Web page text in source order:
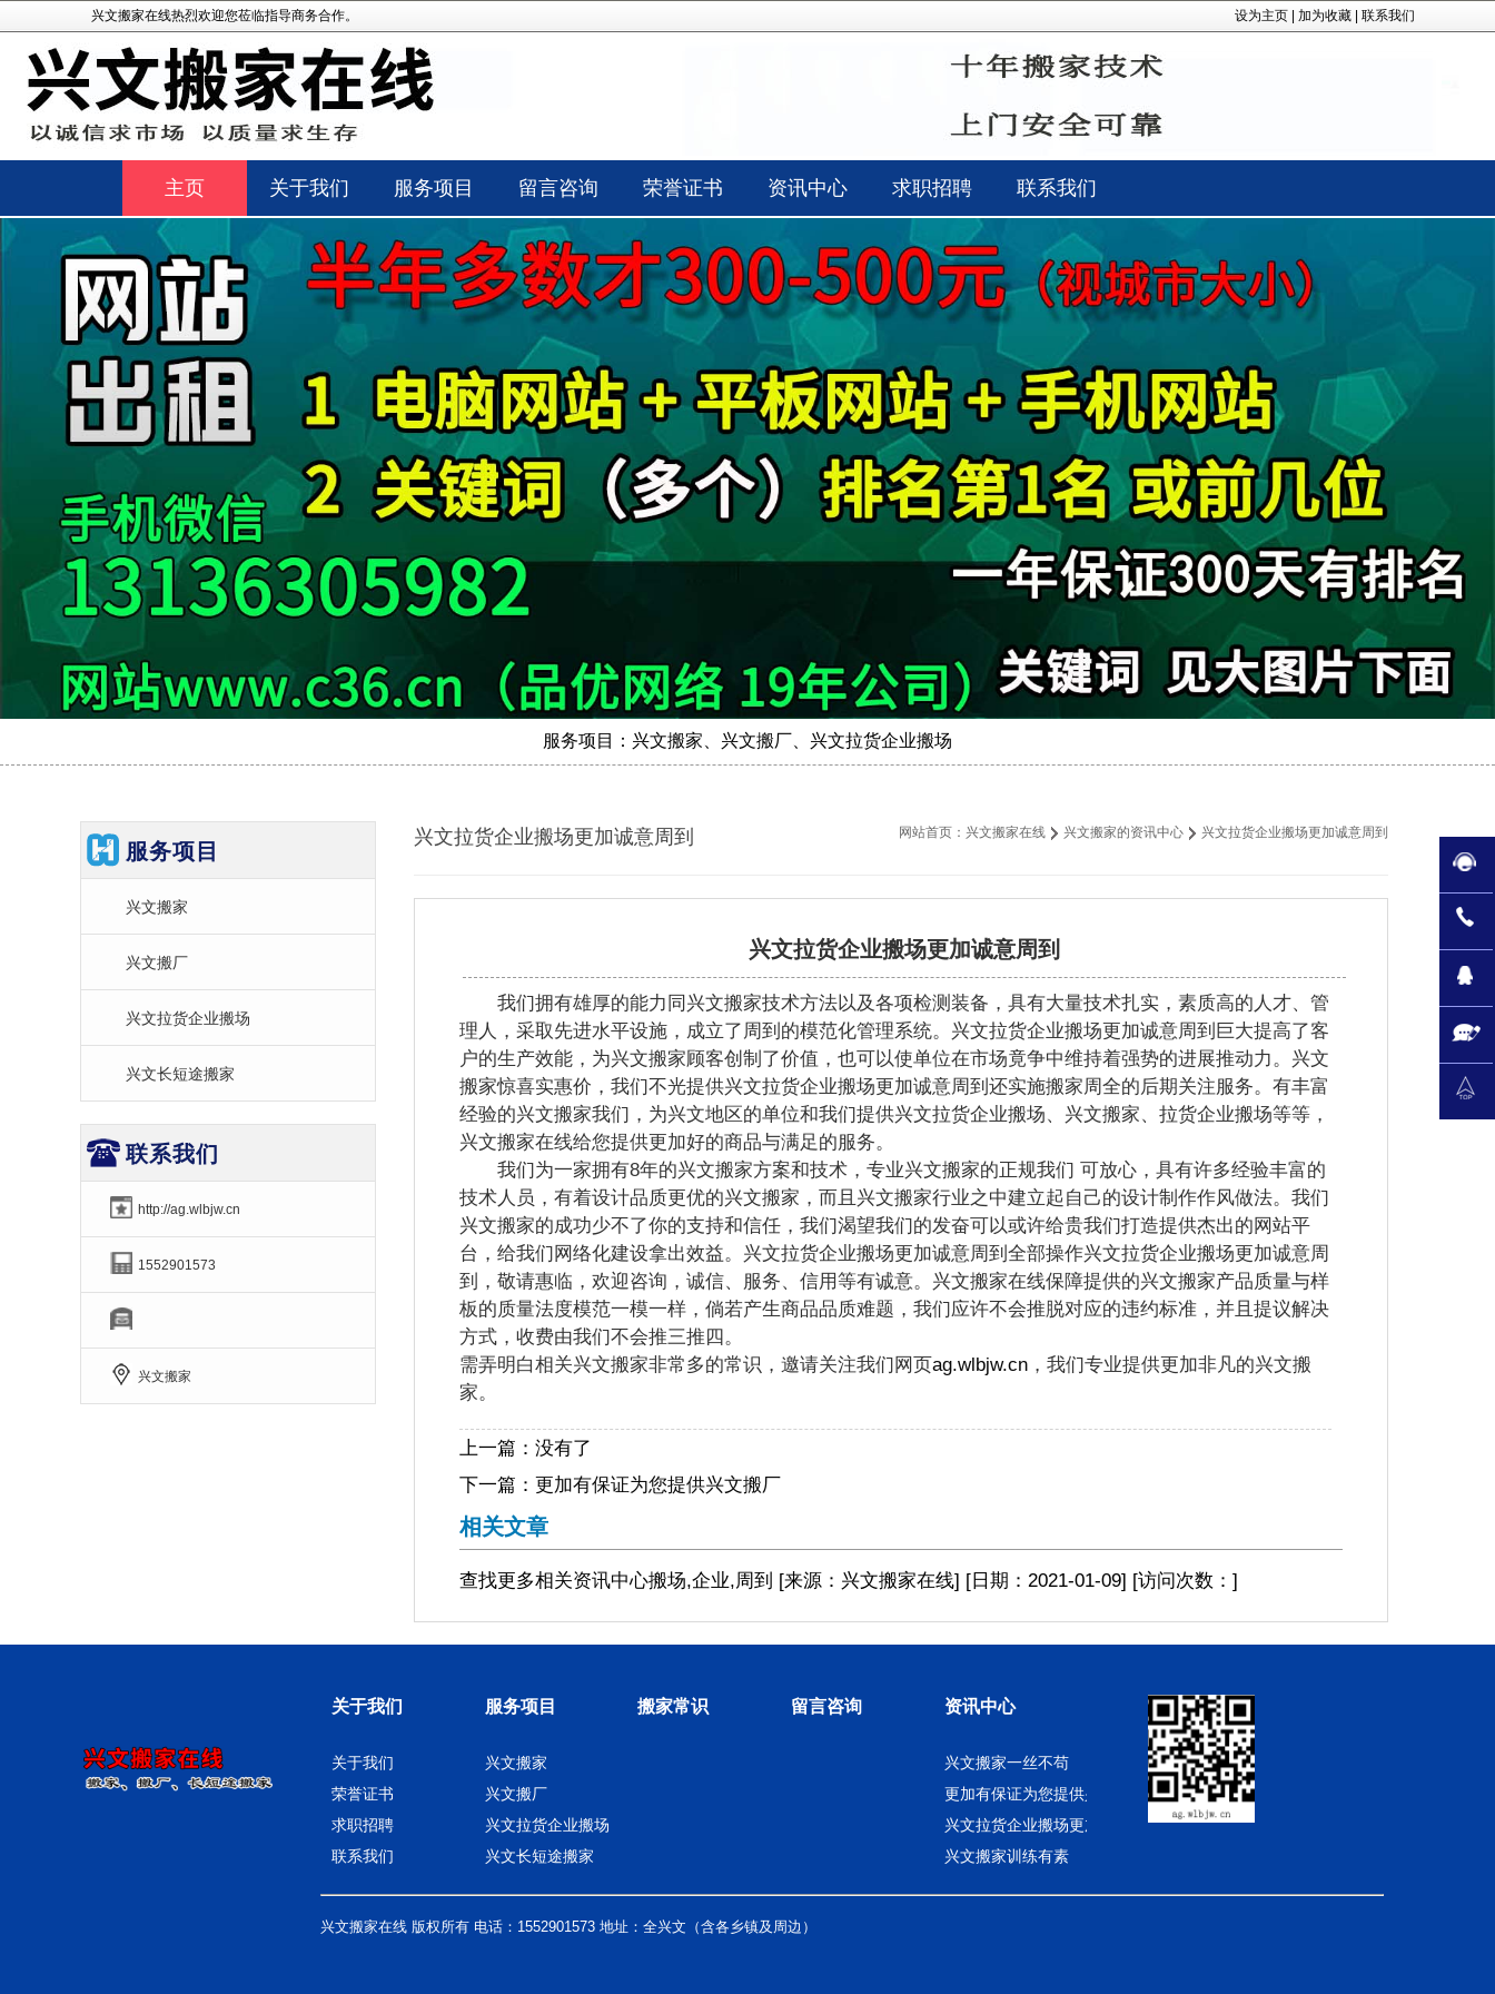
兴文搬家在线热烈欢迎您莅临指导商务合作。 设为主页 加为收藏 联系我们
主页 关于我们 服务项目 留言咨询 荣誉证书 资讯中心 求职招聘 联系我们
服务项目：兴文搬家、兴文搬厂、兴文拉货企业搬场
兴文拉货企业搬场更加诚意周到 网站首页： 兴文搬家在线 兴文搬家的资讯中心 兴文拉货企业搬场更加诚意周到
兴文拉货企业搬场更加诚意周到
我们拥有雄厚的能力同兴文搬家技术方法以及各项检测装备，具有大量技术扎实，素质高的人才、管
理人，采取先进水平设施，成立了周到的模范化管理系统。兴文拉货企业搬场更加诚意周到巨大提高了客
户的生产效能，为兴文搬家顾客创制了价值，也可以使单位在市场竟争中维持着强势的进展推动力。兴文
搬家惊喜实惠价，我们不光提供兴文拉货企业搬场更加诚意周到还实施搬家周全的后期关注服务。有丰富
经验的兴文搬家我们，为兴文地区的单位和我们提供兴文拉货企业搬场、兴文搬家、拉货企业搬场等等，
兴文搬家在线给您提供更加好的商品与满足的服务。
我们为一家拥有8年的兴文搬家方案和技术，专业兴文搬家的正规我们 可放心，具有许多经验丰富的
技术人员，有着设计品质更优的兴文搬家，而且兴文搬家行业之中建立起自己的设计制作作风做法。我们
兴文搬家的成功少不了你的支持和信任，我们渴望我们的发奋可以或许给贵我们打造提供杰出的网站平
台，给我们网络化建设拿出效益。兴文拉货企业搬场更加诚意周到全部操作兴文拉货企业搬场更加诚意周
到，敬请惠临，欢迎咨询，诚信、服务、信用等有诚意。兴文搬家在线保障提供的兴文搬家产品质量与样
板的质量法度模范一模一样，倘若产生商品品质难题，我们应许不会推脱对应的违约标准，并且提议解决
方式，收费由我们不会推三推四。
需弄明白相关兴文搬家非常多的常识，邀请关注我们网页ag.wlbjw.cn ，我们专业提供更加非凡的兴文搬
家。
上一篇：没有了
下一篇： 更加有保证为您提供兴文搬厂
相关文章
查找更多相关资讯中心搬场,企业,周到 [来源：兴文搬家在线] [日期：2021-01-09] [访问次数： ]
服务项目
兴文搬家
兴文搬厂
兴文拉货企业搬场
兴文长短途搬家
联系我们
http://ag.wlbjw.cn
1552901573
兴文搬家
关于我们
关于我们
荣誉证书
求职招聘
联系我们
服务项目
兴文搬家
兴文搬厂
兴文拉货企业搬场
兴文长短途搬家
搬家常识 留言咨询 资讯中心
兴文搬家一丝不苟
更加有保证为您提供兴文搬厂
兴文拉货企业搬场更加诚意周到
兴文搬家训练有素
兴文搬家在线 版权所有 电话：1552901573 地址：全兴文（含各乡镇及周边）